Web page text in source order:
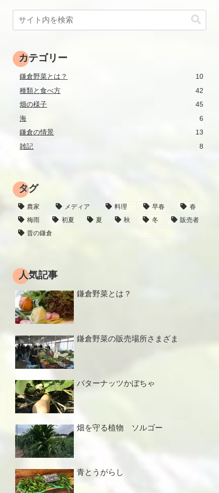
カテゴリー
鎌倉野菜とは？
10
種類と食べ方
42
畑の様子
45
海
6
鎌倉の情景
13
雑記
8
タグ
料理
冬
初夏 夏 秋 販売者
春
農家
梅雨
早春
メディア
昔の鎌倉
人気記事
鎌倉野菜とは？
鎌倉野菜の販売場所さまざま
バターナッツかぼちゃ
畑を守る植物 ソルゴー
青とうがらし